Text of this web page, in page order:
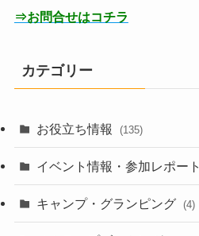
⇒お問合せはコチラ
カテゴリー
お役立ち情報 (135)
イベント情報・参加レポート
キャンプ・グランピング (4)